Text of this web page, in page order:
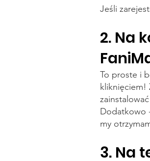
Jeśli
2. Na
To proste i
kliknięciem!
Dodatkowo
my
3. Na